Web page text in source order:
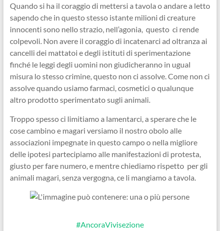
Quando si ha il coraggio di mettersi a tavola o andare a letto
sapendo che in questo stesso istante milioni di creature
innocenti sono nello strazio, nell’agonia, questo ci rende
colpevoli. Non avere il coraggio di incatenarci ad oltranza ai
cancelli dei mattatoi e degli istituti di sperimentazione
finché le leggi degli uomini non giudicheranno in ugual
misura lo stesso crimine, questo non ci assolve. Come non ci
assolve quando usiamo farmaci, cosmetici o qualunque
altro prodotto sperimentato sugli animali.
Troppo spesso ci limitiamo a lamentarci, a sperare che le
cose cambino e magari versiamo il nostro obolo alle
associazioni impegnate in questo campo o nella migliore
delle ipotesi partecipiamo alle manifestazioni di protesta,
giusto per fare numero, e mentre chiediamo rispetto per gli
animali magari, senza vergogna, ce li mangiamo a tavola.
#AncoraVivisezione